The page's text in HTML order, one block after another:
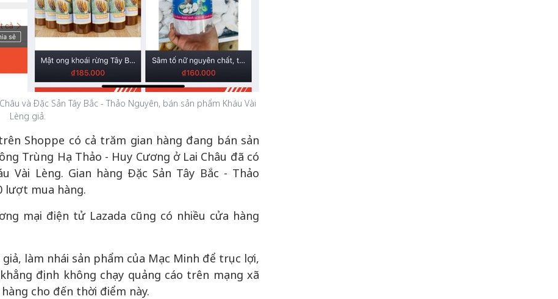
và Đặc Sản Tây Bắc - Thảo Nguyên, bán sản phẩm Kháu Vài
Lèng giả.
Shoppe có cả trăm gian hàng đang bán sản
Trùng Hạ Thảo - Huy Cương ở Lai Châu đã có
Vài Lèng. Gian hàng Đặc Sản Tây Bắc - Thảo
lượt mua hàng.
mại điện tử Lazada cũng có nhiều cửa hàng
làm nhái sản phẩm của Mạc Minh để trục lợi,
định không chạy quảng cáo trên mạng xã
cho đến thời điểm này.